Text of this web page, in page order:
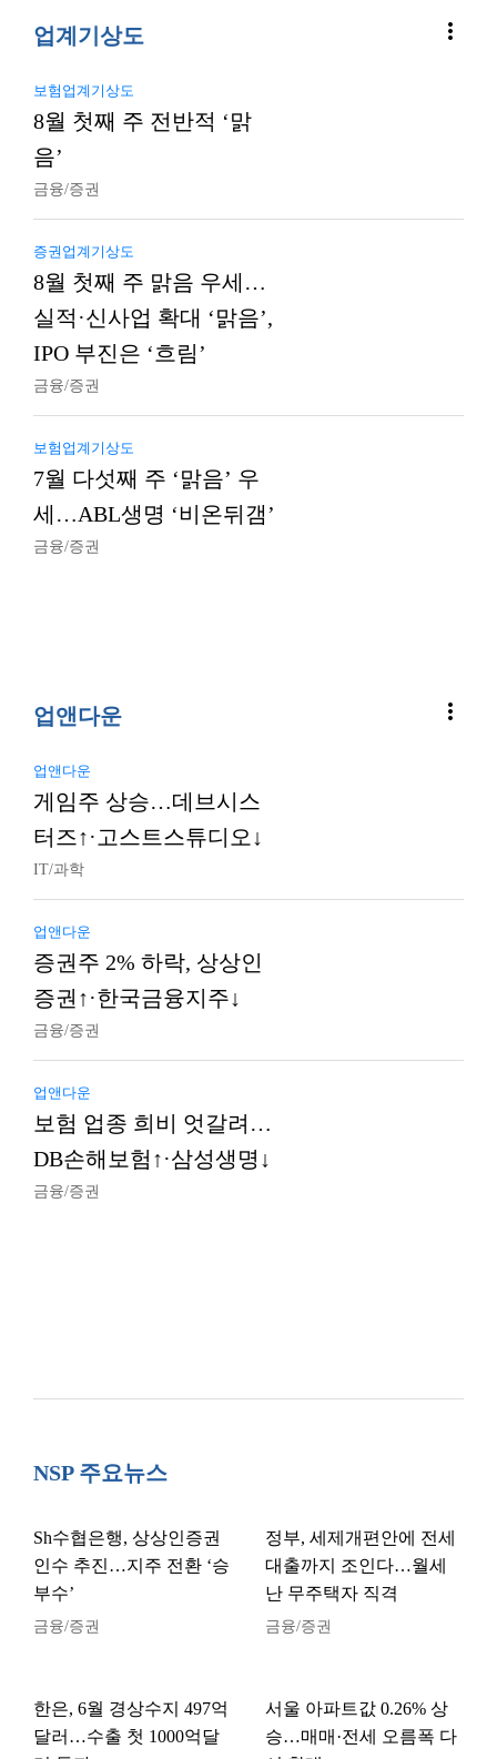
업계기상도 more_vert
보험업계기상도
8월 첫째 주 전반적 ‘맑
음’
금융/증권
증권업계기상도
8월 첫째 주 맑음 우세…
실적·신사업 확대 ‘맑음’,
IPO 부진은 ‘흐림’
금융/증권
보험업계기상도
7월 다섯째 주 ‘맑음’ 우
세…ABL생명 ‘비온뒤갬’
금융/증권
업앤다운 more_vert
업앤다운
게임주 상승…데브시스
터즈↑·고스트스튜디오↓
IT/과학
업앤다운
증권주 2% 하락, 상상인
증권↑·한국금융지주↓
금융/증권
업앤다운
보험 업종 희비 엇갈려…
DB손해보험↑·삼성생명↓
금융/증권
NSP 주요뉴스
Sh수협은행, 상상인증권
인수 추진…지주 전환 ‘승
부수’
금융/증권
정부, 세제개편안에 전세
대출까지 조인다…월세
난 무주택자 직격
금융/증권
한은, 6월 경상수지 497억
달러…수출 첫 1000억달
서울 아파트값 0.26% 상
승…매매·전세 오름폭 다